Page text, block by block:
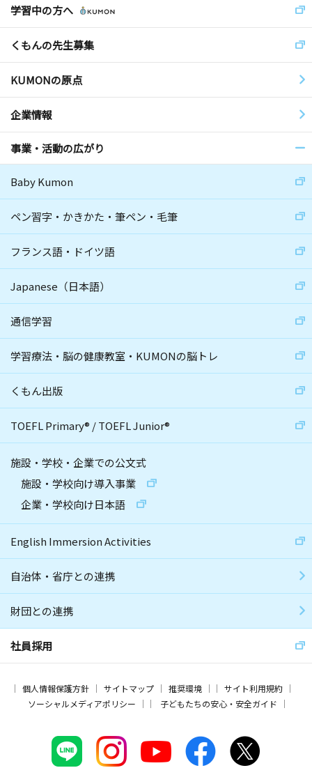
学習中の方へ
くもんの先生募集
KUMONの原点
企業情報
事業・活動の広がり
Baby Kumon
ペン習字・かきかた・筆ペン・毛筆
フランス語・ドイツ語
Japanese（日本語）
通信学習
学習療法・脳の健康教室・KUMONの脳トレ
くもん出版
TOEFL Primary® /TOEFL Junior®
施設・学校・企業での公文式
施設・学校向け導入事業
企業・学校向け日本語
English Immersion Activities
自治体・省庁との連携
財団との連携
社員採用
個人情報保護方針 サイトマップ 推奨環境
サイト利用規約
ソーシャルメディアポリシー
子どもたちの安心・安全ガイド